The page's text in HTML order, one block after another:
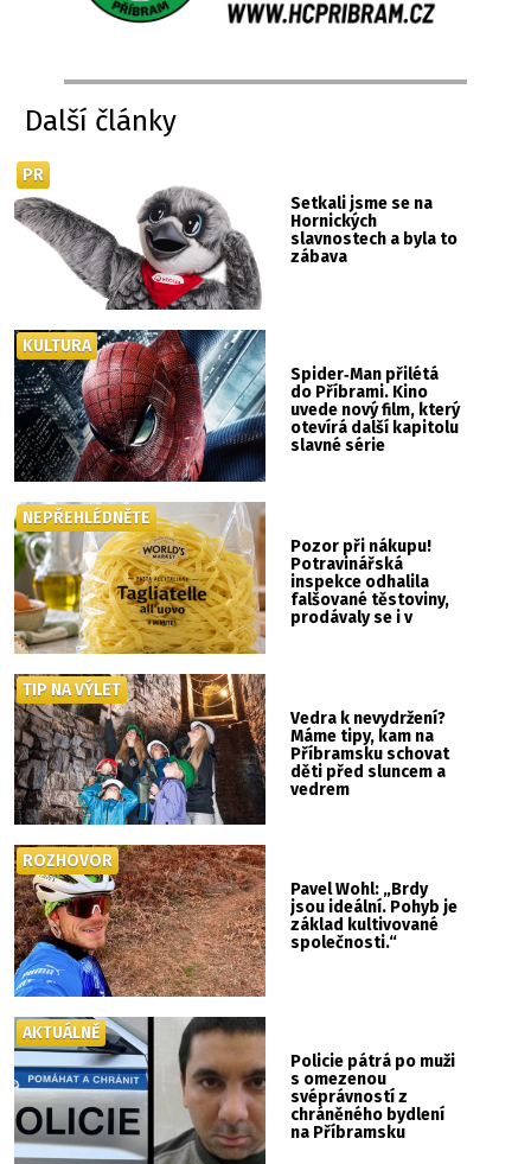
Další články
Setkali jsme se na
Hornických
slavnostech a byla to
zábava
PR
Spider‑Man přilétá
do Příbrami. Kino
uvede nový film, který
otevírá další kapitolu
slavné série
KULTURA
Pozor při nákupu!
Potravinářská
inspekce odhalila
falšované těstoviny,
prodávaly se i v
NEPŘEHLÉDNĚTE
Vedra k nevydržení?
Máme tipy, kam na
Příbramsku schovat
děti před sluncem a
vedrem
TIP NA VÝLET
Pavel Wohl: „Brdy
jsou ideální. Pohyb je
základ kultivované
společnosti.“
ROZHOVOR
Policie pátrá po muži
s omezenou
svéprávností z
chráněného bydlení
na Příbramsku
AKTUÁLNĚ